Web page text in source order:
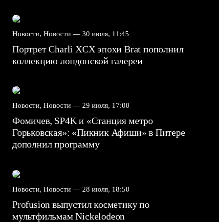
Новости, Новости — 30 июля, 11:45
Портрет Charli XCX эпохи Brat пополнил
коллекцию лондонской галереи
Новости, Новости — 29 июля, 17:00
Фомичев, SP4K и «Станция метро
Горьковская»: «Пикник Афиши» в Питере
дополнил программу
Новости, Новости — 28 июля, 18:50
Profusion выпустил косметику по
мультфильмам Nickelodeon